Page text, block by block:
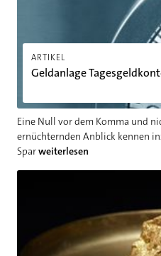
ARTIKEL
Geldanlage
Eine Null vor dem Komma und
ernüchternden Anblick kennen
Sparweiterlesen